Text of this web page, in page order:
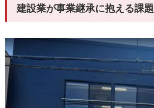
建設業が事業継承に抱える課題